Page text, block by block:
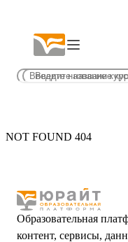
NOT FOUND 404
Образовательная
контент, сервисы,